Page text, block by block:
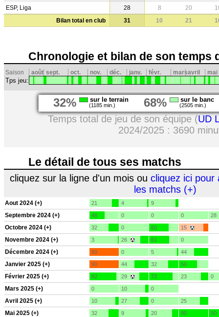
ESP, Liga
28 8 20
Bilan total en club
31 10 21
Chronologie et bilan de son temps
Saison août sept. oct. nov. déc. janv. févr. marsavril mai
Tps jeu:
32% sur le terrain
(1185 min.) 68% sur le banc
(2505 min.)
Temps total de jeu de son équipe (UD
2024/2025 : 3690
Le détail de tous ses matchs
cliquez sur la ligne d'un mois ou cliquez ici pour
les matchs (+)
Aout 2024 (+) 21 4 9
Septembre 2024 (+) 46 0 0 0 28
Octobre 2024 (+) 32 0 60 15
Novembre 2024 (+) 3 26 61 0
Décembre 2024 (+) 90 0 5 44
Janvier 2025 (+) 90 44 32 56
Février 2025 (+) 82 29 72 23 0
Mars 2025 (+) 0 10 0
Avril 2025 (+) 10 27 0 25
Mai 2025 (+) 32 9 20 90 90